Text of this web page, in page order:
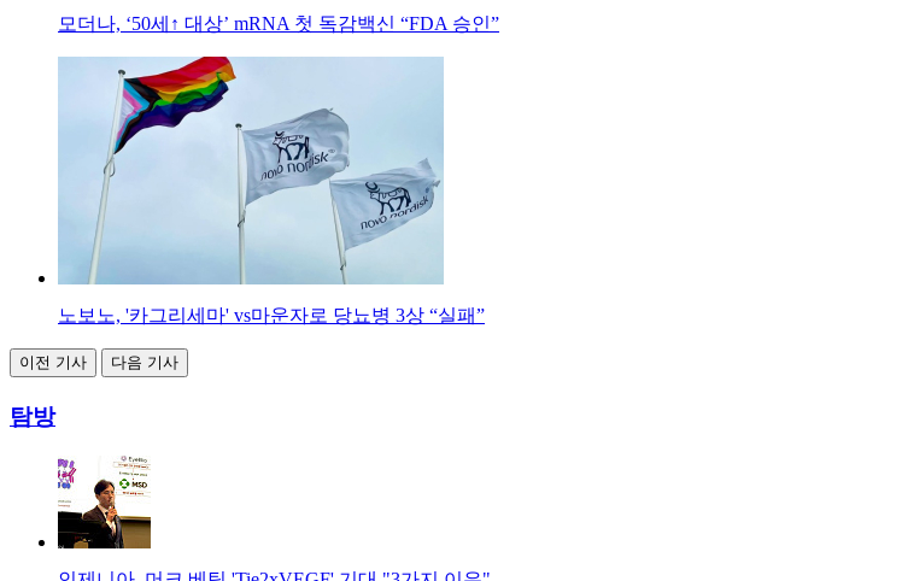
모더나, ‘50세↑ 대상’ mRNA 첫 독감백신 “FDA 승인”
노보노, '카그리세마' vs마운자로 당뇨병 3상 “실패”
이전 기사 다음 기사
탐방